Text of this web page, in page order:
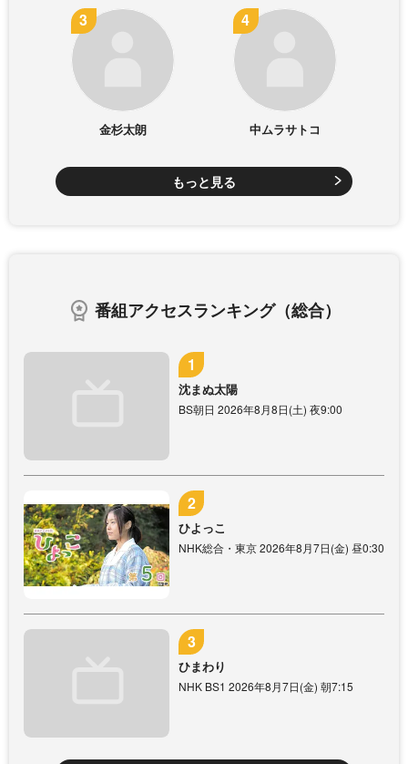
金杉太朗 中ムラサトコ
もっと見る
番組アクセスランキング（総合）
沈まぬ太陽
BS朝日 2026年8月8日(土) 夜9:00
ひよっこ
NHK総合・東京 2026年8月7日(金) 昼0:30
ひまわり
NHK BS1 2026年8月7日(金) 朝7:15